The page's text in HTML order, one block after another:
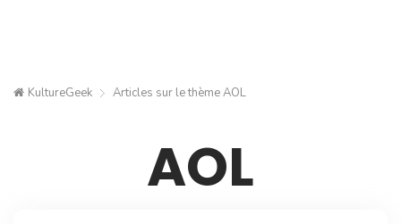
KultureGeek Articles sur le thèmeAOL
AOL